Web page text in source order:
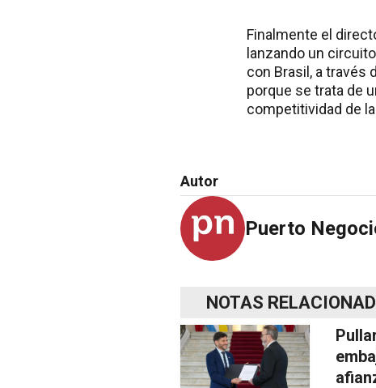
Finalmente el
lanzando un
con Brasil, a través
porque se trata de
competitividad de
Autor
Puerto
NOTAS